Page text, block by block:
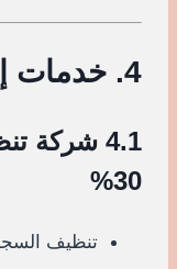
4. خدمات إضافية
4.1 شركة
30%
تنظيف